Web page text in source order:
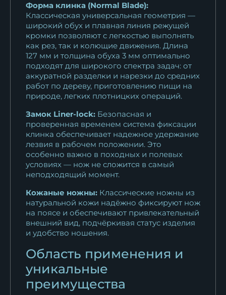
Форма клинка (Normal Blade):
Классическая универсальная геометрия —
широкий обух и плавная линия режущей
кромки позволяют с легкостью выполнять
как рез, так и колющие движения. Длина
127 мм и толщина обуха 3 мм оптимально
подходят для широкого спектра задач: от
аккуратной разделки и нарезки до средних
работ по дереву, приготовлению пищи на
природе, легких плотницких операций.
Замок Liner-lock: Безопасная и
проверенная временем система фиксации
клинка обеспечивает надежное удержание
лезвия в рабочем положении. Это
особенно важно в походных и полевых
условиях — нож не сложится в самый
неподходящий момент.
Кожаные ножны: Классические ножны из
натуральной кожи надёжно фиксируют нож
на поясе и обеспечивают привлекательный
внешний вид, подчёркивая статус изделия
и удобство ношения.
Область применения и
уникальные
преимущества